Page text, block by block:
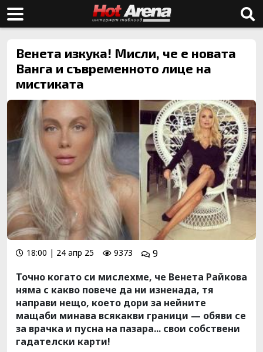
Венета изкука! Мисли, че е новата
Ванга и съвременното лице на
мистиката
18:00 | 24 апр 25 9373
9
Точно когато си мислехме, че Венета Райкова
няма с какво повече да ни изненада, тя
направи нещо, което дори за нейните
мащаби минава всякакви граници — обяви се
за врачка и пусна на пазара... свои собствени
гадателски карти!